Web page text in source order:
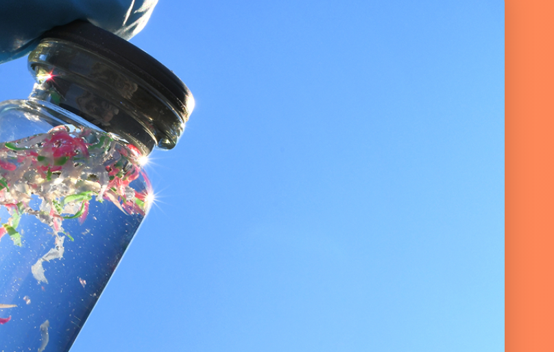
NOS PROJETS
MAG’DÉCA
CONTACT